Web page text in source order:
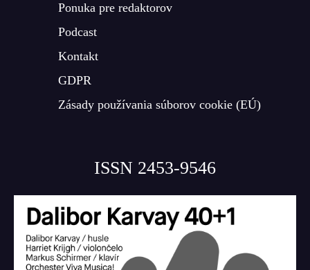
Ponuka pre redaktorov
Podcast
Kontakt
GDPR
Zásady používania súborov cookie (EÚ)
ISSN 2453-9546